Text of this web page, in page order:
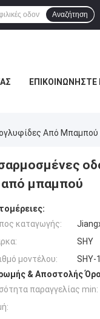
Αναζήτηση
Από
από μπαμπού
καταγωγής:
SHY
μοντέλου:
SHY-
& Αποστολής
παραγγελίας min: